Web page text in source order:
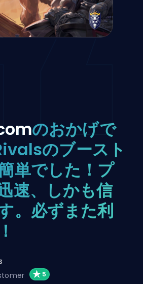
のおかげで
のブースト
単でした！プ
速、しかも信
。必ずまた利